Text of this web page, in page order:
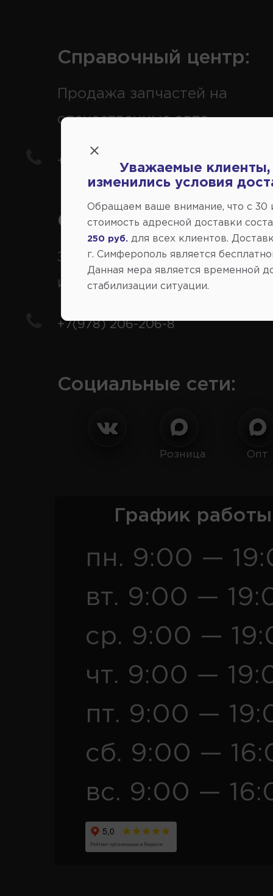
Справочный центр:
Продажа запчастей на
отечественные авто
+7(978) 206-206-5
Справочный центр:
Заказ шин, дисков,
иномарки
+7(978) 206-206-8
Социальные сети:
Розница Опт
График
пн. 9:00 —
вт. 9:00 —
ср. 9:00 —
чт. 9:00 —
пт. 9:00 —
сб. 9:00 —
вс. 9:00 —
Уважаемые клиенты,
изменились условия
Обращаем ваше внимание, что c 30
стоимость адресной доставки
250 руб. для всех клиентов.
г. Симферополь является
Данная мера является временной
стабилизации ситуации.